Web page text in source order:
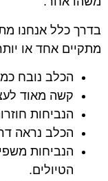
בדרך כלל אנחנו
מתקיים אחד או
הכלב נובח
קשה מאוד
הנביחות
הכלב נראה
הנביחות
הטיולים.